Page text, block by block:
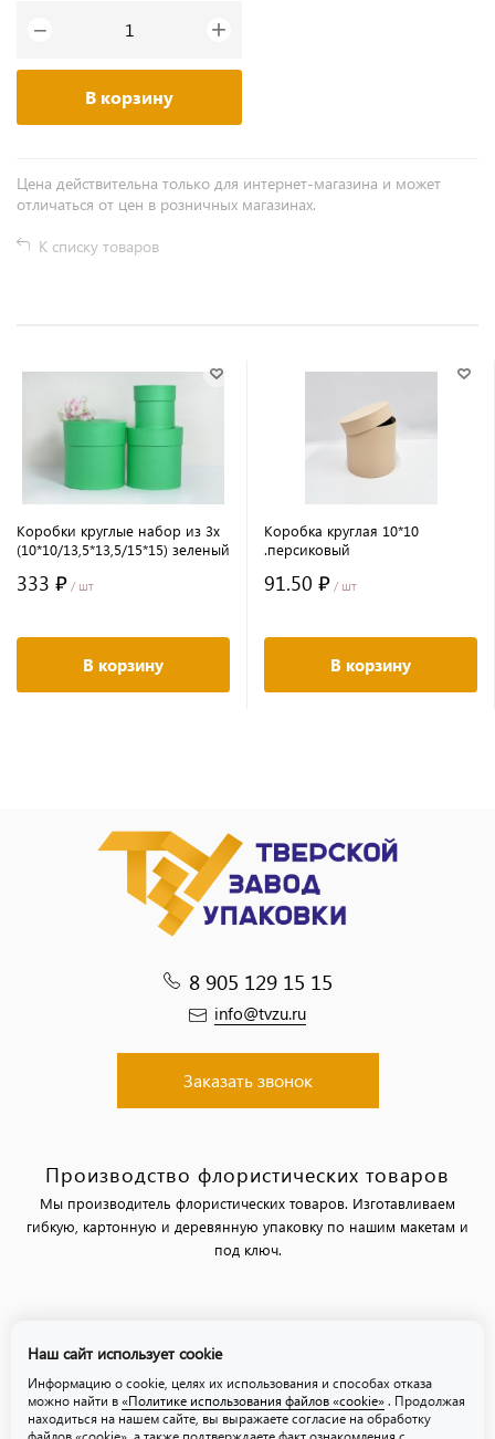
− +
В корзину
Цена действительна только для интернет-магазина и может
отличаться от цен в розничных магазинах.
К списку товаров
Коробки круглые набор из 3х
(10*10/13,5*13,5/15*15) зеленый
333 ₽ / шт
В корзину
Коробка круглая 10*10
.персиковый
91.50 ₽ / шт
В корзину
8 905 129 15 15
info@tvzu.ru
Заказать звонок
Производство флористических товаров
Мы производитель флористических товаров. Изготавливаем
гибкую, картонную и деревянную упаковку по нашим макетам и
под ключ.
Политика использования файлов «cookie»
Наш сайт использует cookie
Информацию о cookie, целях их использования и способах отказа
можно найти в «Политике использования файлов «cookie» . Продолжая
находиться на нашем сайте, вы выражаете согласие на обработку